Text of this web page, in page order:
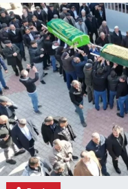
Emlak
Gündem
Gurme
Haber
İlçe Haberleri